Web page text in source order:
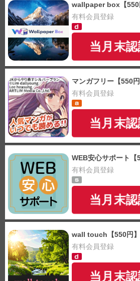
wallpaper box【550
有料会員登録
当月末
マンガフリー【550円
有料会員登録
当月末
WEB安心サポート【
有料会員登録
当月末
wall touch【550円】
有料会員登録
当月末